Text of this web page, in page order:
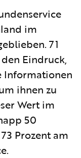
im
71
Eindruck,
Informationen
ihnen zu
Wert im
50
Prozent am